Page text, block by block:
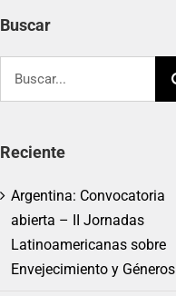
Buscar
Reciente
Argentina: Convocatoria
abierta – II Jornadas
Latinoamericanas sobre
Envejecimiento y Géneros